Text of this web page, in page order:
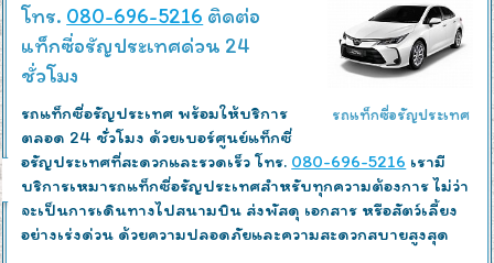
รถแท็กซี่อรัญประเทศ
โทร. 080-696-5216 ติดต่อ
แท็กซี่อรัญประเทศด่วน 24
ชั่วโมง
รถแท็กซี่อรัญประเทศ พร้อมให้บริการ
ตลอด 24 ชั่วโมง ด้วยเบอร์ศูนย์แท็กซี่
อรัญประเทศที่สะดวกและรวดเร็ว โทร. 080-696-5216 เรามี
บริการเหมารถแท็กซี่อรัญประเทศสำหรับทุกความต้องการ ไม่ว่า
จะเป็นการเดินทางไปสนามบิน ส่งพัสดุ เอกสาร หรือสัตว์เลี้ยง
อย่างเร่งด่วน ด้วยความปลอดภัยและความสะดวกสบายสูงสุด